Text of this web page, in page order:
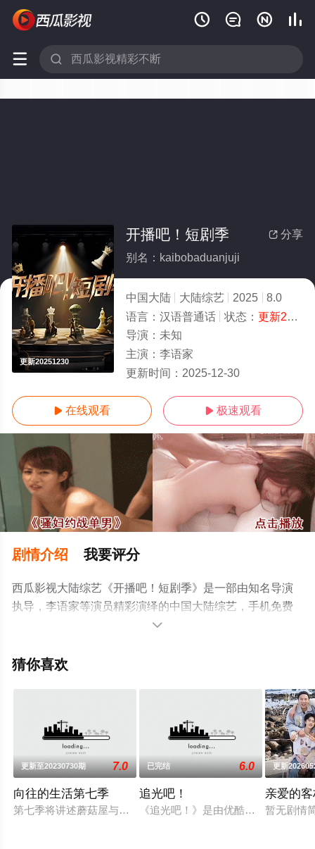
   
 
更新20251230
 分享
开播吧！短剧季
别名：kaibobaduanjuji
中国大陆 大陆综艺 2025
8.0
语言： 汉语普通话 状态： 更新20251230
导演： 未知
主演： 李语家
更新时间： 2025-12-30
 在线观看  极速观看
剧情介绍 我要评分
西瓜影视大陆综艺《开播吧！短剧季》是一部由知名导演
执导，李语家等演员精彩演绎的中国大陆综艺，手机免费
观看高清无删减完整版综艺节目就上西瓜影院，更多相关

猜你喜欢
更新至20230730期 7.0
向往的生活第七季
第七季将讲述蘑菇屋与森林的故事，蘑菇屋的家人们将去到森
已完结 6.0
追光吧！
《追光吧！》是由优酷和东方卫视
更新
亲爱的
暂无剧情